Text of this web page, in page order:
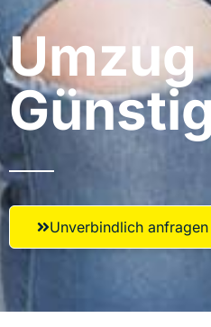
Umzug
Unverbindlich anfragen